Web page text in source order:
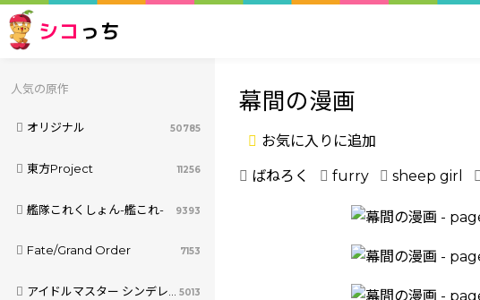
シコ っち
人気の原作
オリジナル 50785
東方Project 11256
艦隊これくしょん-艦これ- 9393
Fate/Grand Order 7153
アイドルマスター シンデレラガールズ 5013
幕間の漫画
お気に入りに追加
ばねろく furry sheep girl